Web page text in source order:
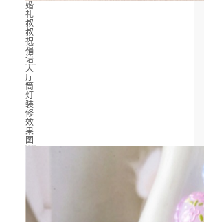
婚
礼
叔
叔
祝
福
语
大
厅
筒
灯
装
修
效
果
图